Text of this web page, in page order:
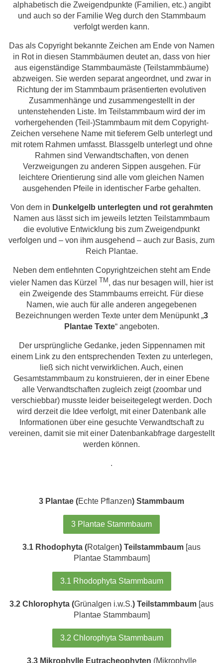
alphabetisch die Zweigendpunkte (Familien, etc.) angibt
und auch so der Familie Weg durch den Stammbaum
verfolgt werden kann.
Das als Copyright bekannte Zeichen am Ende von Namen
in Rot in diesen Stammbäumen deutet an, dass von hier
aus eigenständige Stammbaumäste (Teilstammbäume)
abzweigen. Sie werden separat angeordnet, und zwar in
Richtung der im Stammbaum präsentierten evolutiven
Zusammenhänge und zusammengestellt in der
untenstehenden Liste. Im Teilstammbaum wird der im
vorhergehenden (Teil-)Stammbaum mit dem Copyright-
Zeichen versehene Name mit tieferem Gelb unterlegt und
mit rotem Rahmen umfasst. Blassgelb unterlegt und ohne
Rahmen sind Verwandtschaften, von denen
Verzweigungen zu anderen Sippen ausgehen. Für
leichtere Orientierung sind alle vom gleichen Namen
ausgehenden Pfeile in identischer Farbe gehalten.
Von dem in Dunkelgelb unterlegten und rot gerahmten
Namen aus lässt sich im jeweils letzten Teilstammbaum
die evolutive Entwicklung bis zum Zweigendpunkt
verfolgen und – von ihm ausgehend – auch zur Basis, zum
Reich Plantae.
Neben dem entlehnten Copyrightzeichen steht am Ende
vieler Namen das Kürzel TM , das nur besagen will, hier ist
ein Zweigende des Stammbaums erreicht. Für diese
Namen, wie auch für alle anderen angegebenen
Bezeichnungen werden Texte unter dem Menüpunkt „3
Plantae Texte“ angeboten.
Der ursprüngliche Gedanke, jeden Sippennamen mit
einem Link zu den entsprechenden Texten zu unterlegen,
ließ sich nicht verwirklichen. Auch, einen
Gesamtstammbaum zu konstruieren, der in einer Ebene
alle Verwandtschaften zugleich zeigt (zoombar und
verschiebbar) musste leider beiseitegelegt werden. Doch
wird derzeit die Idee verfolgt, mit einer Datenbank alle
Informationen über eine gesuchte Verwandtschaft zu
vereinen, damit sie mit einer Datenbankabfrage dargestellt
werden können.
.
3 Plantae (Echte Pflanzen) Stammbaum
3 Plantae Stammbaum
3.1 Rhodophyta (Rotalgen) Teilstammbaum [aus
Plantae Stammbaum]
3.1 Rhodophyta Stammbaum
3.2 Chlorophyta (Grünalgen i.w.S.) Teilstammbaum [aus
Plantae Stammbaum]
3.2 Chlorophyta Stammbaum
3.3 Mikrophylle Eutracheophyten (Mikrophylle